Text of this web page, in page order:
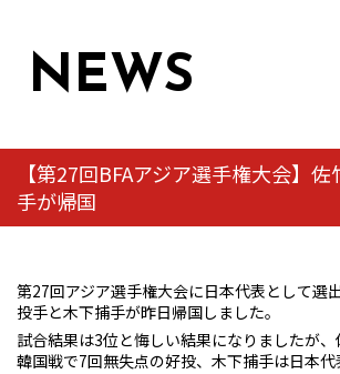
TEAM
トヨタ自動車硬式野球部について
MEMBER
選手・スタッフ紹介
NEWS
【第27回BFAアジア選手権大会】
手が帰国
第27回アジア選手権大会に日本代表として選
投手と木下捕手が昨日帰国しました。
試合結果は3位と悔しい結果になりましたが
韓国戦で7回無失点の好投、木下捕手は日本代